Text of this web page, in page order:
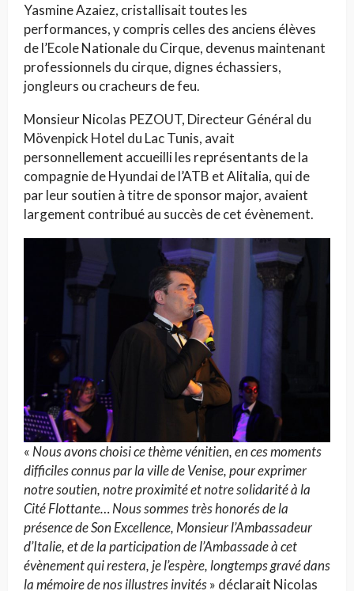
Yasmine Azaiez, cristallisait toutes les
performances, y compris celles des anciens élèves
de l’Ecole Nationale du Cirque, devenus maintenant
professionnels du cirque, dignes échassiers,
jongleurs ou cracheurs de feu.
Monsieur Nicolas PEZOUT, Directeur Général du
Mövenpick Hotel du Lac Tunis, avait
personnellement accueilli les représentants de la
compagnie de Hyundai de l’ATB et Alitalia, qui de
par leur soutien à titre de sponsor major, avaient
largement contribué au succès de cet évènement.
«Nous avons choisi ce thème vénitien, en ces moments
difficiles connus par la ville de Venise, pour exprimer
notre soutien, notre proximité et notre solidarité à la
Cité Flottante… Nous sommes très honorés de la
présence de Son Excellence, Monsieur l’Ambassadeur
d’Italie, et de la participation de l’Ambassade à cet
évènement qui restera, je l’espère, longtemps gravé dans
la mémoire de nos illustres invités» déclarait Nicolas